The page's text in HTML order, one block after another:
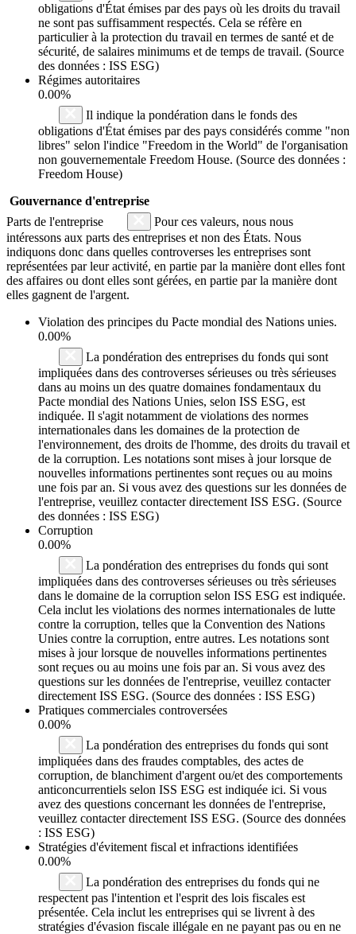
obligations d'État émises par des pays où les droits du travail
ne sont pas suffisamment respectés. Cela se réfère en
particulier à la protection du travail en termes de santé et de
sécurité, de salaires minimums et de temps de travail. (Source
des données : ISS ESG)
Régimes autoritaires
0.00%
Il indique la pondération dans le fonds des
obligations d'État émises par des pays considérés comme "non
libres" selon l'indice "Freedom in the World" de l'organisation
non gouvernementale Freedom House. (Source des données :
Freedom House)
Gouvernance d'entreprise
Parts de l'entreprise
Pour ces valeurs, nous nous
intéressons aux parts des entreprises et non des États. Nous
indiquons donc dans quelles controverses les entreprises sont
représentées par leur activité, en partie par la manière dont elles font
des affaires ou dont elles sont gérées, en partie par la manière dont
elles gagnent de l'argent.
Violation des principes du Pacte mondial des Nations unies.
0.00%
La pondération des entreprises du fonds qui sont
impliquées dans des controverses sérieuses ou très sérieuses
dans au moins un des quatre domaines fondamentaux du
Pacte mondial des Nations Unies, selon ISS ESG, est
indiquée. Il s'agit notamment de violations des normes
internationales dans les domaines de la protection de
l'environnement, des droits de l'homme, des droits du travail et
de la corruption. Les notations sont mises à jour lorsque de
nouvelles informations pertinentes sont reçues ou au moins
une fois par an. Si vous avez des questions sur les données de
l'entreprise, veuillez contacter directement ISS ESG. (Source
des données : ISS ESG)
Corruption
0.00%
La pondération des entreprises du fonds qui sont
impliquées dans des controverses sérieuses ou très sérieuses
dans le domaine de la corruption selon ISS ESG est indiquée.
Cela inclut les violations des normes internationales de lutte
contre la corruption, telles que la Convention des Nations
Unies contre la corruption, entre autres. Les notations sont
mises à jour lorsque de nouvelles informations pertinentes
sont reçues ou au moins une fois par an. Si vous avez des
questions sur les données de l'entreprise, veuillez contacter
directement ISS ESG. (Source des données : ISS ESG)
Pratiques commerciales controversées
0.00%
La pondération des entreprises du fonds qui sont
impliquées dans des fraudes comptables, des actes de
corruption, de blanchiment d'argent ou/et des comportements
anticoncurrentiels selon ISS ESG est indiquée ici. Si vous
avez des questions concernant les données de l'entreprise,
veuillez contacter directement ISS ESG. (Source des données
: ISS ESG)
Stratégies d'évitement fiscal et infractions identifiées
0.00%
La pondération des entreprises du fonds qui ne
respectent pas l'intention et l'esprit des lois fiscales est
présentée. Cela inclut les entreprises qui se livrent à des
stratégies d'évasion fiscale illégale en ne payant pas ou en ne